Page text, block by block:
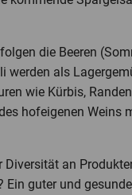
die Beeren
werden als
wie Kürbis,
hofeigenen Weins
an
guter und